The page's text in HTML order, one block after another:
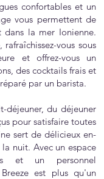
confortables et un
vous permettent de
dans la mer Ionienne.
vous sous
et offrez-vous un
des cocktails frais et
par un barista.
déjeuner, du déjeuner
pour satisfaire toutes
sert de délicieux en-
nuit. Avec un espace
et un personnel
est plus qu'un